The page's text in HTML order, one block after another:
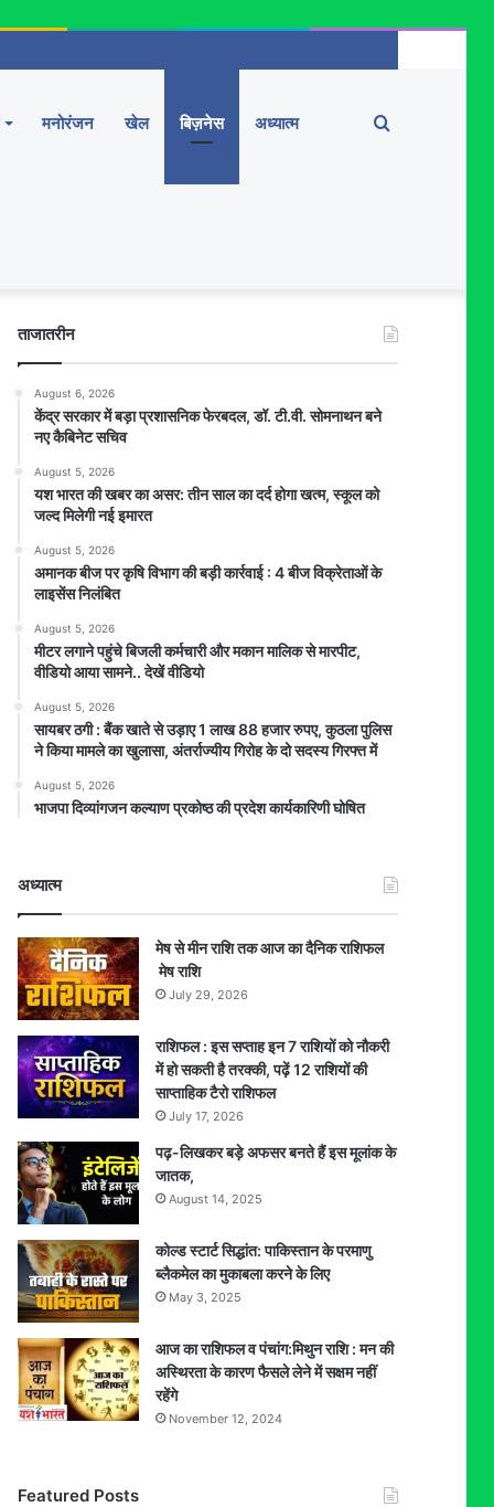
मनोरंजन खेल बिज़नेस अध्यात्म Search
ताजातरीन
August 6, 2026
केंद्र सरकार में बड़ा प्रशासनिक फेरबदल, डॉ. टी.वी. सोमनाथन बने
नए कैबिनेट सचिव
August 5, 2026
यश भारत की खबर का असर: तीन साल का दर्द होगा खत्म, स्कूल को
जल्द मिलेगी नई इमारत
August 5, 2026
अमानक बीज पर कृषि विभाग की बड़ी कार्रवाई : 4 बीज विक्रेताओं के
लाइसेंस निलंबित
August 5, 2026
मीटर लगाने पहुंचे बिजली कर्मचारी और मकान मालिक से मारपीट,
वीडियो आया सामने.. देखें वीडियो
August 5, 2026
सायबर ठगी : बैंक खाते से उड़ाए 1 लाख 88 हजार रुपए, कुठला पुलिस
ने किया मामले का खुलासा, अंतर्राज्यीय गिरोह के दो सदस्य गिरफ्त में
August 5, 2026
भाजपा दिव्यांगजन कल्याण प्रकोष्ठ की प्रदेश कार्यकारिणी घोषित
अध्यात्म
मेष से मीन राशि तक आज का दैनिक राशिफल
मेष राशि
July 29, 2026
राशिफल : इस सप्ताह इन 7 राशियों को नौकरी
में हो सकती है तरक्की, पढ़ें 12 राशियों की
साप्ताहिक टैरो राशिफल
July 17, 2026
पढ़-लिखकर बड़े अफसर बनते हैं इस मूलांक के
जातक,
August 14, 2025
कोल्ड स्टार्ट सिद्धांत: पाकिस्तान के परमाणु
ब्लैकमेल का मुकाबला करने के लिए
May 3, 2025
आज का राशिफल व पंचांग:मिथुन राशि : मन की
अस्थिरता के कारण फैसले लेने में सक्षम नहीं
रहेंगे
November 12, 2024
Featured Posts